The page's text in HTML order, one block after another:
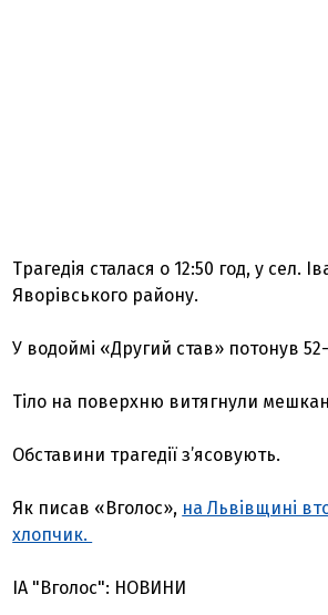
Трагедія сталася о 12:50 год, у сел.
Яворівського району.
У водоймі «Другий став» потонув
Тіло на поверхню витягнули
Обставини трагедії з’ясовують.
Як писав «Вголос», на Львівщині
хлопчик.
ІА "Вголос": НОВИНИ